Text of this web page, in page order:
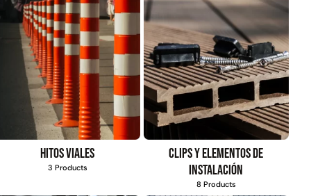
Hitos viales
3 Products
Clips y elementos de
instalación
8 Products
1.192.666
930.490
Agregar al
carrito
$803.797
Agregar al
carrito